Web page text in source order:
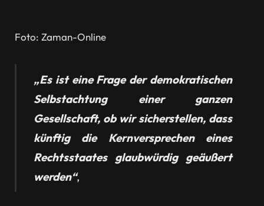
Foto: Zaman-Online
„Es ist eine Frage der demokratischen
Selbstachtung einer ganzen
Gesellschaft, ob wir sicherstellen, dass
künftig die Kernversprechen eines
Rechtsstaates glaubwürdig geäußert
werden“,